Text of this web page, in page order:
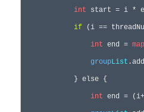
int start = i *
if (i ==
int end = map
groupList
            } else {
int end =